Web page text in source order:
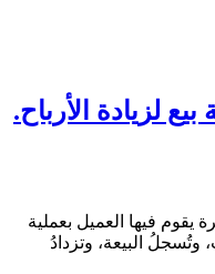
لزيادة الأرباح.
فيها العميل بعملية
البيعة، وتزدادُ